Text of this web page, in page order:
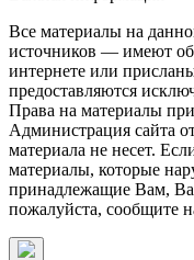
Все материалы на
источников — имеют
интернете или
предоставляются
Права на материалы
Администрация сайта
материала не несет.
материалы, которые
принадлежащие Вам,
пожалуйста, сообщите